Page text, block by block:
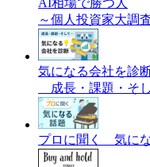
AI相場で勝つ人
～個人投資家大調
気になる会社を診
成長・課題・そ
プロに聞く 気に